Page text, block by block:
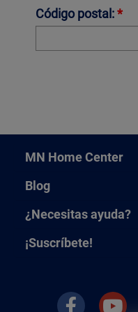
Código postal:*
MN Home Center
Blog
¿Necesitas ayuda?
¡Suscríbete!